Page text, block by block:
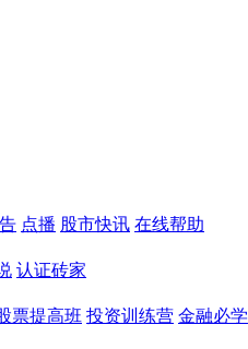
点播 股市快讯 在线帮助
认证砖家
票提高班 投资训练营 金融必学